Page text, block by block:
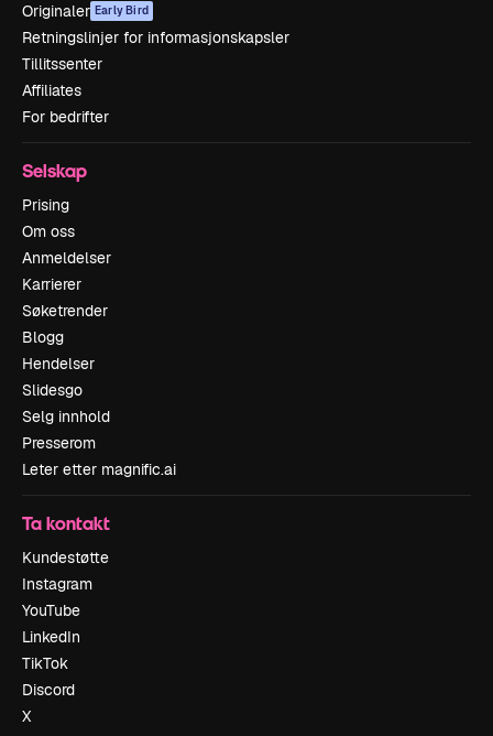
Originaler Early Bird
Retningslinjer for informasjonskapsler
Tillitssenter
Affiliates
For bedrifter
Selskap
Prising
Om oss
Anmeldelser
Karrierer
Søketrender
Blogg
Hendelser
Slidesgo
Selg innhold
Presserom
Leter etter magnific.ai
Ta kontakt
Kundestøtte
Instagram
YouTube
LinkedIn
TikTok
Discord
X